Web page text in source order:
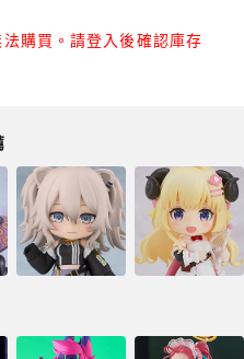
購買。請登入後確認庫存